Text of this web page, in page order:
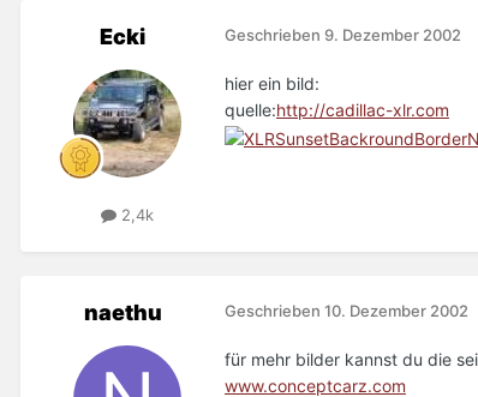
Ecki
2,4k
Geschrieben 9. Dezember 2002
hier ein bild:
quelle:http://cadillac-xlr.com
naethu Geschrieben 10. Dezember 2002
für mehr bilder kannst du die
www.conceptcarz.com